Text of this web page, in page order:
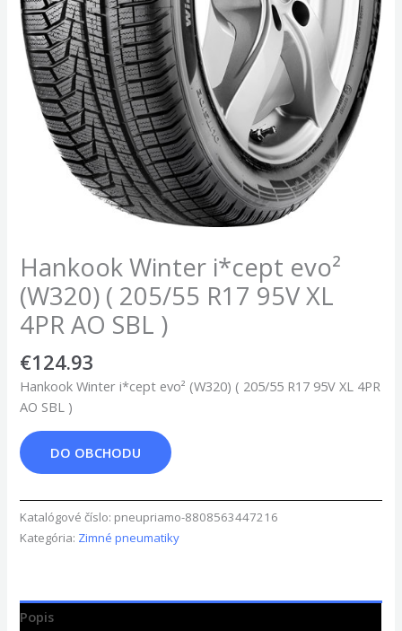
Hankook Winter i*cept evo²
(W320) ( 205/55 R17 95V XL
4PR AO SBL )
€124.93
Hankook Winter i*cept evo² (W320) ( 205/55 R17 95V XL 4PR
AO SBL )
DO OBCHODU
Katalógové číslo: pneupriamo-8808563447216
Kategória: Zimné pneumatiky
Popis